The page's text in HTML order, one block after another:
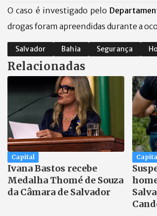
O caso é investigado pelo
drogas foram apreendidas durante a
Salvador Bahia Segurança
Relacionadas
Capital
Ivana Bastos recebe
Medalha Thomé de Souza
da Câmara de Salvador